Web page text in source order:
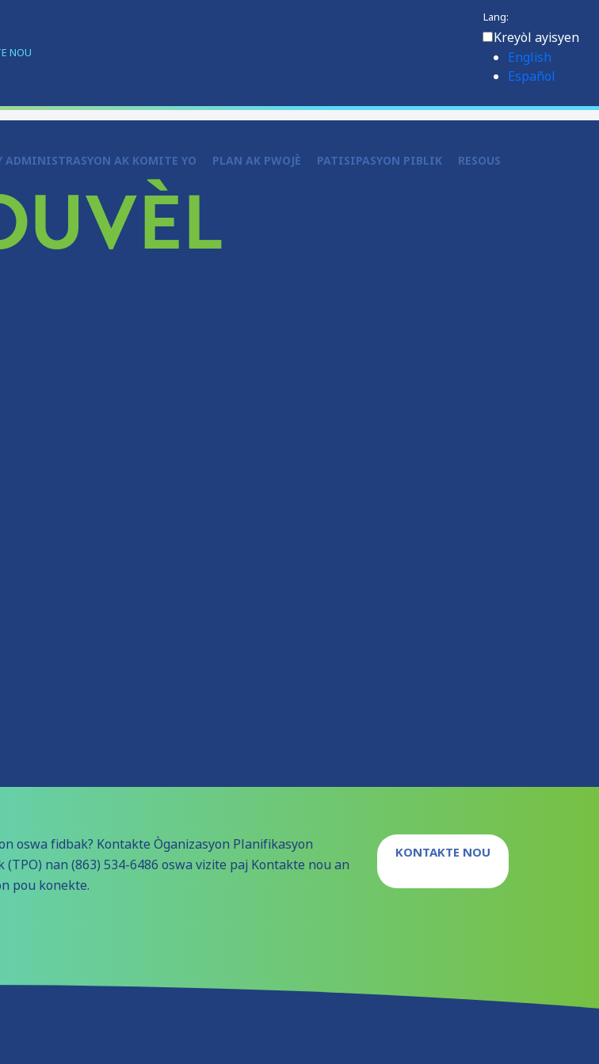
NOU
Lang:
Kreyòl ayisyen
English
Español
ADMINISTRASYON AK KOMITE YO PLAN AK PWOJÈ PATISIPASYON PIBLIK RESOUS
oswa fidbak? Kontakte Òganizasyon Planifikasyon
(TPO) nan (863) 534-6486 oswa vizite paj Kontakte nou an
pou konekte.
KONTAKTE NOU